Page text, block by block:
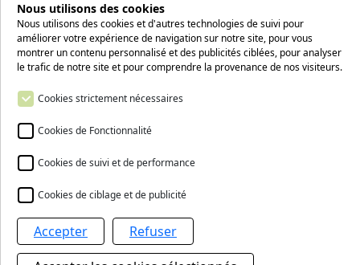
Travailler
au CERS
Suivez-nous sur les réseaux sociaux
Nous contacter
Le Centre européen Robert Schuman
Nous utilisons des cookies
Nous utilisons des cookies et d'autres technologies de suivi pour
améliorer votre expérience de navigation sur notre site, pour vous
montrer un contenu personnalisé et des publicités ciblées, pour analyser
le trafic de notre site et pour comprendre la provenance de nos visiteurs.
Cookies strictement nécessaires
Cookies de Fonctionnalité
Cookies de suivi et de performance
Cookies de ciblage et de publicité
Accepter Refuser